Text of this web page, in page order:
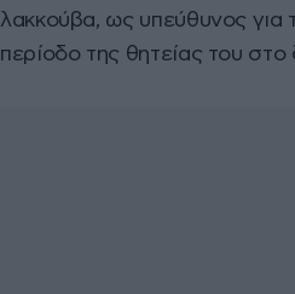
λακκούβα, ως υπεύθυνος για
περίοδο της θητείας του